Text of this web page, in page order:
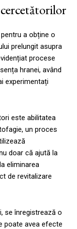
a obține o
prelungit asupra
procese
hranei, având
experimentați
este abilitatea
un proces
doar că ajută la
eliminarea
de revitalizare
se înregistrează o
poate avea efecte